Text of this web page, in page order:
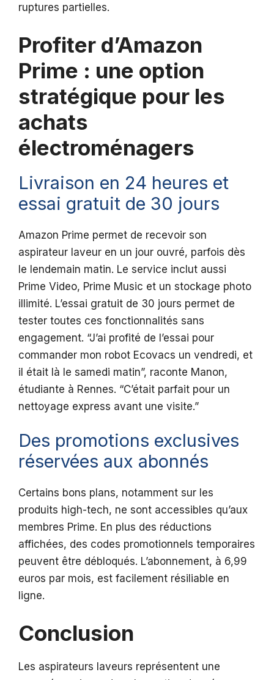
ruptures partielles.
Profiter d’Amazon
Prime : une option
stratégique pour les
achats
électroménagers
Livraison en 24 heures et
essai gratuit de 30 jours
Amazon Prime permet de recevoir son
aspirateur laveur en un jour ouvré, parfois dès
le lendemain matin. Le service inclut aussi
Prime Video, Prime Music et un stockage photo
illimité. L’essai gratuit de 30 jours permet de
tester toutes ces fonctionnalités sans
engagement. “J’ai profité de l’essai pour
commander mon robot Ecovacs un vendredi, et
il était là le samedi matin”, raconte Manon,
étudiante à Rennes. “C’était parfait pour un
nettoyage express avant une visite.”
Des promotions exclusives
réservées aux abonnés
Certains bons plans, notamment sur les
produits high-tech, ne sont accessibles qu’aux
membres Prime. En plus des réductions
affichées, des codes promotionnels temporaires
peuvent être débloqués. L’abonnement, à 6,99
euros par mois, est facilement résiliable en
ligne.
Conclusion
Les aspirateurs laveurs représentent une